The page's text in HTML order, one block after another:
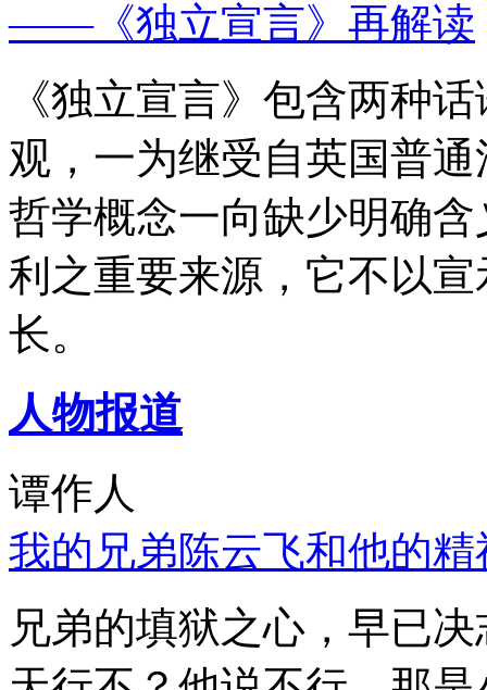
——《独立宣言》再解读
《独立宣言》包含两种
观，一为继受自英国普
哲学概念一向缺少明确
利之重要来源，它不以
长。
人物报道
谭作人
我的兄弟陈云飞和他的
兄弟的填狱之心，早已